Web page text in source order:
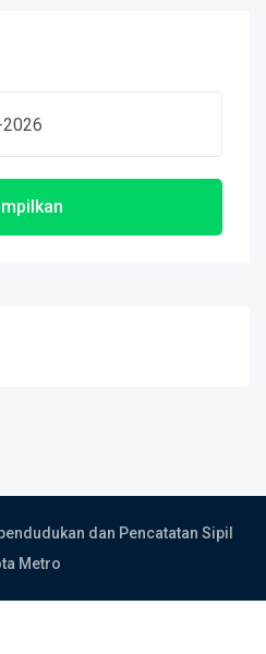
dan Pencatatan Sipil
Metro